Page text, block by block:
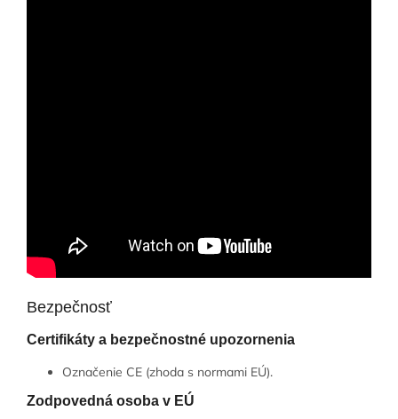
Bezpečnosť
Certifikáty a bezpečnostné upozornenia
Označenie CE (zhoda s normami EÚ).
Zodpovedná osoba v EÚ